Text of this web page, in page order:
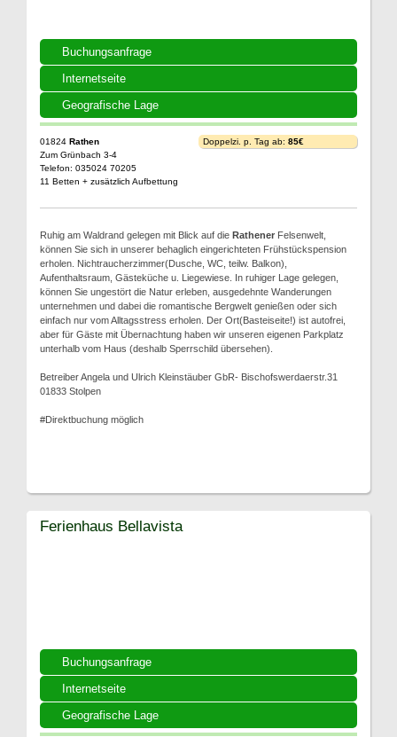
Buchungsanfrage
Internetseite
Geografische Lage
01824 Rathen
Zum Grünbach 3-4
Telefon: 035024 70205
11 Betten + zusätzlich Aufbettung
Doppelzi. p. Tag ab: 85€
Ruhig am Waldrand gelegen mit Blick auf die Rathener Felsenwelt,
können Sie sich in unserer behaglich eingerichteten Frühstückspension
erholen. Nichtraucherzimmer(Dusche, WC, teilw. Balkon),
Aufenthaltsraum, Gästeküche u. Liegewiese. In ruhiger Lage gelegen,
können Sie ungestört die Natur erleben, ausgedehnte Wanderungen
unternehmen und dabei die romantische Bergwelt genießen oder sich
einfach nur vom Alltagsstress erholen. Der Ort(Basteiseite!) ist autofrei,
aber für Gäste mit Übernachtung haben wir unseren eigenen Parkplatz
unterhalb vom Haus (deshalb Sperrschild übersehen).
Betreiber Angela und Ulrich Kleinstäuber GbR- Bischofswerdaerstr.31
01833 Stolpen
#Direktbuchung möglich
Buchungsanfrage
Internetseite
Geografische Lage
Ferienhaus Bellavista